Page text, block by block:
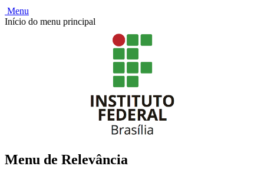
Menu
Início do menu principal
Menu de Relevância